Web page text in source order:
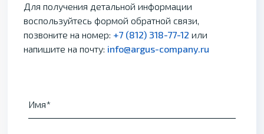
Для получения детальной информации
воспользуйтесь формой обратной связи,
позвоните на номер: +7 (812) 318-77-12 или
напишите на почту: info@argus-company.ru
Имя